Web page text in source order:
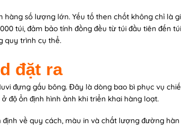
hàng số lượng lớn. Yếu tố then chốt không chỉ là
túi, đảm bảo tính đồng đều từ túi đầu tiên đến
quy trình cụ thể.
đặt ra
đựng gấu bông. Đây là dòng bao bì phục vụ
độ ổn định hình ảnh khi triển khai hàng loạt.
về quy cách, màu in và chất lượng đường